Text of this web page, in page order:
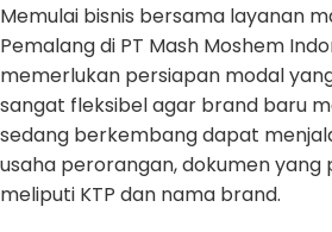
Memulai bisnis bersama layanan
Pemalang di PT Mash Moshem
memerlukan persiapan modal
sangat fleksibel agar brand baru
sedang berkembang dapat
usaha perorangan, dokumen yang
meliputi KTP dan nama brand.